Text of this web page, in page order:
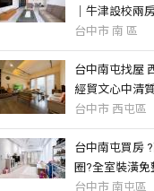
｜牛津設校兩
台中市 南 區
台中南屯找屋
經貿文心中清
房平車捷運
台中市 西屯區
台中南屯買房
圈?全室裝潢免
位
台中市 南屯區